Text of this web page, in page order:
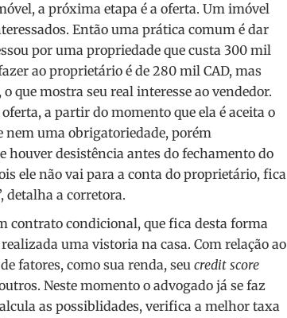
a próxima etapa é a oferta. Um imóvel
Então uma prática comum é dar
por uma propriedade que custa 300 mil
ao proprietário é de 280 mil CAD, mas
que mostra seu real interesse ao vendedor.
a partir do momento que ela é aceita o
nem uma obrigatoriedade, porém
houver desistência antes do fechamento do
ele não vai para a conta do proprietário, fica
detalha a corretora.
contrato condicional, que fica desta forma
uma vistoria na casa. Com relação ao
fatores, como sua renda, seu credit score
Neste momento o advogado já se faz
as possiblidades, verifica a melhor taxa